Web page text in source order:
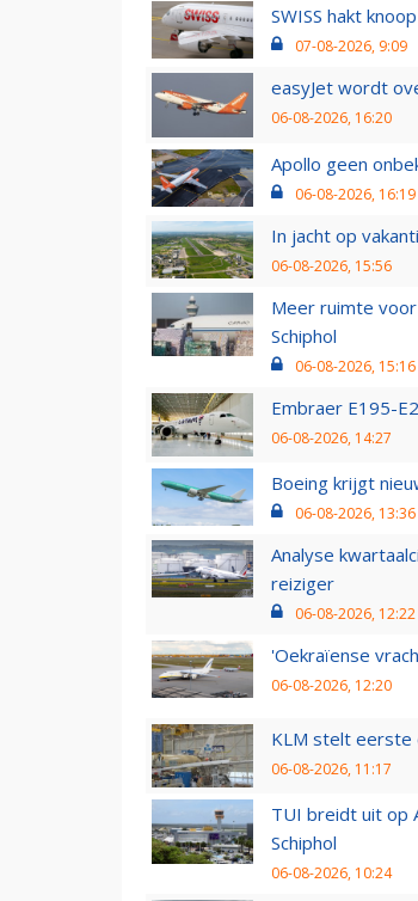
SWISS hakt
07-08-2026, 9:09
easyJet wordt
06-08-2026, 16:20
Apollo geen
06-08-2026, 16:19
In jacht op
06-08-2026, 15:56
Meer ruimte
Schiphol
06-08-2026, 15:16
Embraer E195-
06-08-2026, 14:27
Boeing krijgt
06-08-2026, 13:36
Analyse
reiziger
06-08-2026, 12:22
'Oekraïense
06-08-2026, 12:20
KLM stelt eerste
06-08-2026, 11:17
TUI breidt uit op
Schiphol
06-08-2026, 10:24